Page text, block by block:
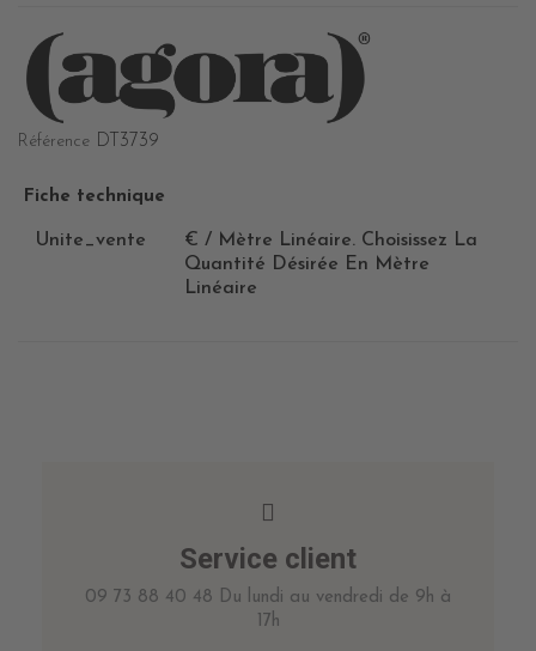
Référence DT3739
Fiche technique
Unite_vente
€ / Mètre Linéaire. Choisissez La
Quantité Désirée En Mètre
Linéaire
Service client
09 73 88 40 48 Du lundi au vendredi de 9h à
17h